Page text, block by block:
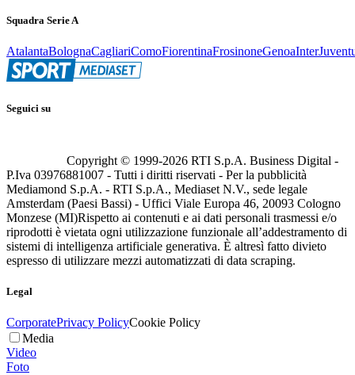
Squadra Serie A
AtalantaBolognaCagliariComoFiorentinaFrosinoneGenoaInter
Seguici su
Copyright © 1999-2026 RTI S.p.A. Business Digital -
P.Iva 03976881007 - Tutti i diritti riservati - Per la pubblicità
Mediamond S.p.A. - RTI S.p.A., Mediaset N.V., sede legale
Amsterdam (Paesi Bassi) - Uffici Viale Europa 46, 20093 Cologno
Monzese (MI)Rispetto ai contenuti e ai dati personali trasmessi e/o
riprodotti è vietata ogni utilizzazione funzionale all’addestramento di
sistemi di intelligenza artificiale generativa. È altresì fatto divieto
espresso di utilizzare mezzi automatizzati di data scraping.
Legal
CorporatePrivacy PolicyCookie Policy
Media
Video
Foto